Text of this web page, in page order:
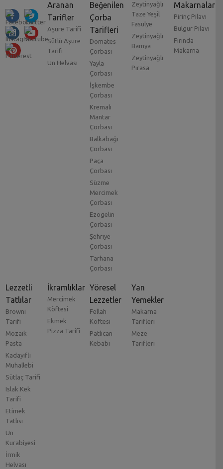
Aranan
Tarifler
Aşure Tarifi
Sütlü Aşure
Tarifi
Un Helvası
Beğenilen
Çorba
Tarifleri
Domates
Çorbası
Yayla
Çorbası
İşkembe
Çorbası
Kremalı
Mantar
Çorbası
Balkabağı
Çorbası
Paça
Çorbası
Süzme
Mercimek
Çorbası
Ezogelin
Çorbası
Şehriye
Çorbası
Tarhana
Çorbası
Zeytinyağlı
Taze Yeşil
Fasulye
Zeytinyağlı
Bamya
Zeytinyağlı
Pırasa
Makarnalar
Pirinç Pilavı
Bulgur Pilavı
Fırında
Makarna
Lezzetli
Tatlılar
Browni
Tarifi
Mozaik
Pasta
Kadayıflı
Muhallebi
Sütlaç Tarifi
Islak Kek
Tarifi
Etimek
Tatlısı
Un
Kurabiyesi
İrmik
Helvası
İkramlıklar
Mercimek
Köftesi
Ekmek
Pizza Tarifi
Yöresel
Lezzetler
Fellah
Köftesi
Patlıcan
Kebabı
Yan
Yemekler
Makarna
Tarifleri
Meze
Tarifleri